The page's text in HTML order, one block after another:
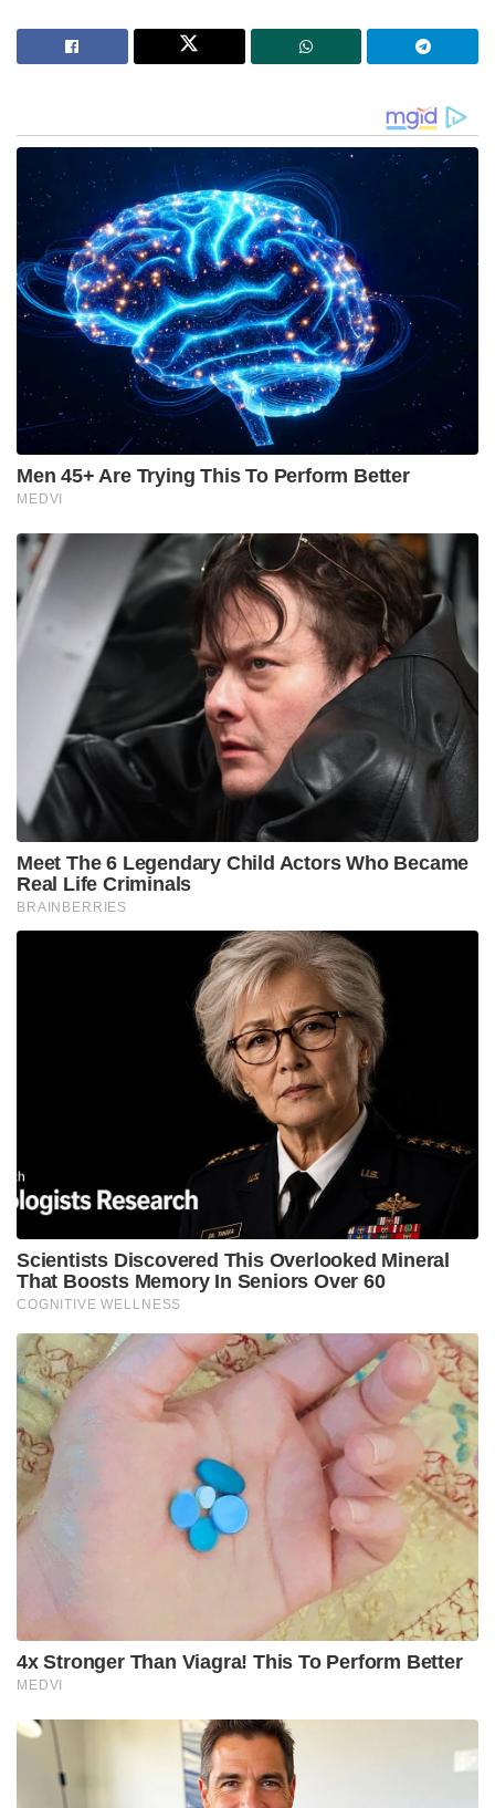
മീഡിയയിൽ ചരിത്ര വെല്ലുവിളിയുമായി യുവാവ്
‘എങ്ങനെ സംഭവിച്ചുവെന്ന് അറിയില്ല, ക്ഷമ
നിഷേധിച്ചതായി റിപ്പോർട്ട് ,മാപ്പ് പറഞ്ഞ് താരം
യന്ത്രത്തിന്‍റെ പ്രവർത്തനത്തിന് കൂടുതൽ
തൊഴിലാളികളുടെ സഹായം വേണമെന്ന്
തെളിയിക്കുന്നദൃശ്യങ്ങളും സിഐടിയു പുറത്തുവിട്ടു.
ഇത് ട്രയൽ റൺ ദിവസത്തെ
ദൃശ്യമാണെന്നാണ്കടയുടമയുടെ വാദം. രണ്ട് പേരെ
വെച്ച് യന്ത്രം പ്രവർത്തിപ്പിക്കുന്നതിന്‍റെ ദൃശ്യങ്ങൾ
തൊഴിലുടമയുംപുറത്തുവിട്ടു.
മൂന്ന് മാസം മുൻപാണ് പ്രകാശ് സ്റ്റീൽസ് ഉടമ
ജയപ്രകാശ് സ്ഥാപനത്തിൽ, ലോറിയിൽ
നിന്നുംസിമന്‍റ് ചാക്കുകൾ ഇറക്കുന്നതിന് കയറ്റിറക്ക്
യന്ത്രം സ്ഥാപിച്ചത്.
Tags: Sticke citu